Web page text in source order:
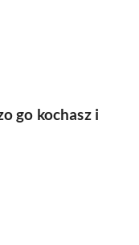
go kochasz i